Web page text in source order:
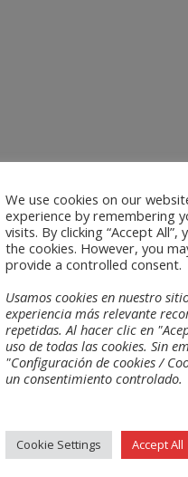
We use cookies on our
experience by remembering
visits. By clicking “Accept
the cookies. However, you
provide a controlled consent.
Usamos cookies en nuestro
experiencia más relevante
repetidas. Al hacer clic en
uso de todas las cookies. Sin
"Configuración de cookies /
un consentimiento controlado.
Cookie Settings Accept All